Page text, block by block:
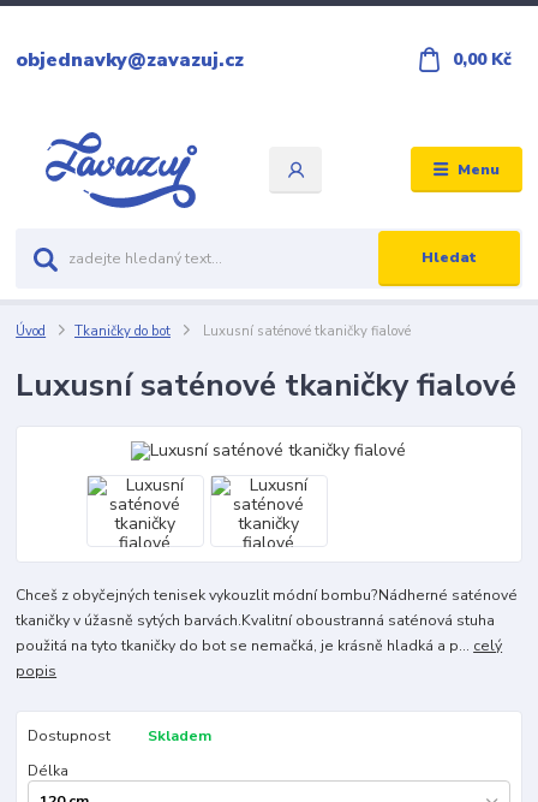
Menu
Hledat
objednavky@zavazuj.cz 0,00 Kč
Úvod Tkaničky do bot Luxusní saténové tkaničky fialové
Luxusní saténové tkaničky fialové
Chceš z obyčejných tenisek vykouzlit módní bombu?Nádherné saténové
tkaničky v úžasně sytých barvách.Kvalitní oboustranná saténová stuha
použitá na tyto tkaničky do bot se nemačká, je krásně hladká a p... celý
popis
Dostupnost
Skladem
Délka